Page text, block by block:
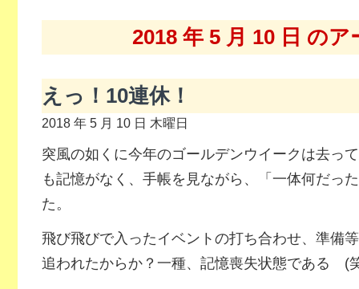
2018 年 5 月 10 日 のア
えっ！10連休！
2018 年 5 月 10 日 木曜日
突風の如くに今年のゴールデンウイークは去っ
も記憶がなく、手帳を見ながら、「一体何だっ
た。
飛び飛びで入ったイベントの打ち合わせ、準備
追われたからか？一種、記憶喪失状態である (